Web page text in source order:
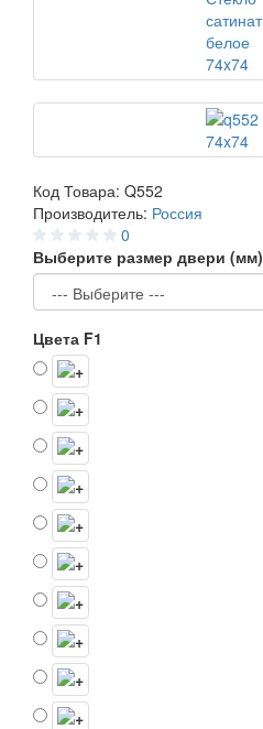
Код Товара: Q552
Производитель: Россия
0
Выберите размер двери (мм)
Цвета F1